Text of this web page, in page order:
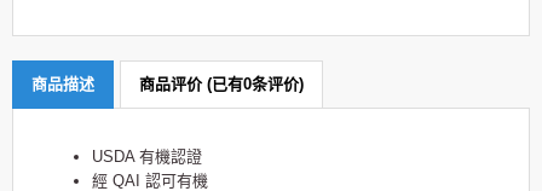
商品描述 商品评价 (已有0条评价)
USDA 有機認證
經 QAI 認可有機